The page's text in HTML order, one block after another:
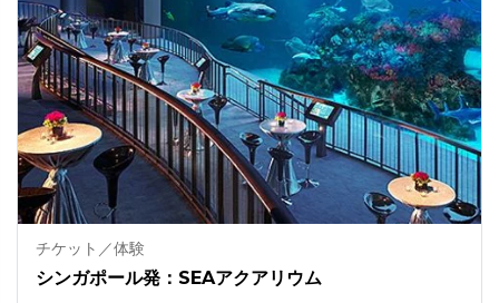
チケット／体験
シンガポール発：SEAアクアリウム